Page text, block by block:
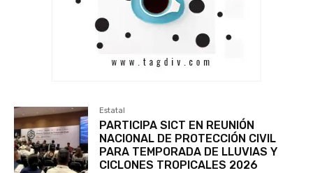
Estatal
PARTICIPA SICT EN REUNIÓN
NACIONAL DE PROTECCIÓN CIVIL
PARA TEMPORADA DE LLUVIAS Y
CICLONES TROPICALES 2026